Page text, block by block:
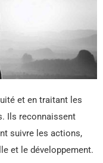
et en traitant les
Ils reconnaissent
suivre les actions,
et le développement.